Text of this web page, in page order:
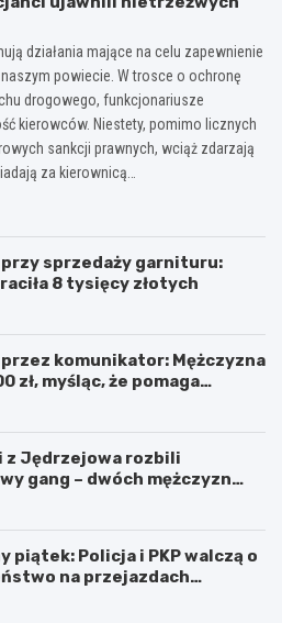
działania mające na celu zapewnienie
powiecie. W trosce o ochronę
drogowego, funkcjonariusze
kierowców. Niestety, pomimo licznych
sankcji prawnych, wciąż zdarzają
za kierownicą…
sprzedaży garnituru:
8 tysięcy złotych
komunikator: Mężczyzna
zł, myśląc, że pomaga
z Jędrzejowa rozbili
gang – dwóch mężczyzn
piątek: Policja i PKP walczą o
na przejazdach